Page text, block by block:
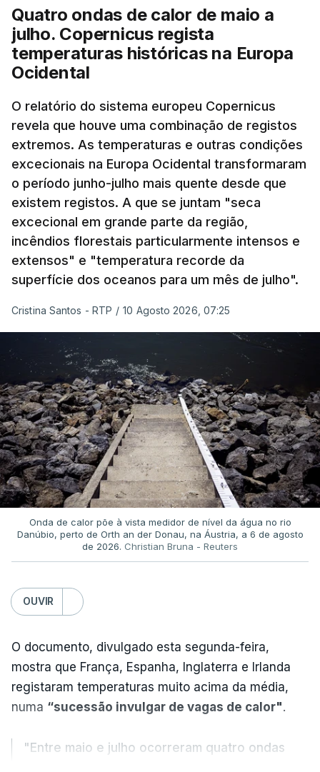
Quatro ondas de calor de maio a
julho. Copernicus regista
temperaturas históricas na Europa
Ocidental
O relatório do sistema europeu Copernicus
revela que houve uma combinação de registos
extremos. As temperaturas e outras condições
excecionais na Europa Ocidental transformaram
o período junho-julho mais quente desde que
existem registos. A que se juntam "seca
excecional em grande parte da região,
incêndios florestais particularmente intensos e
extensos" e "temperatura recorde da
superfície dos oceanos para um mês de julho".
Cristina Santos - RTP / 10 Agosto 2026, 07:25
Onda de calor põe à vista medidor de nível da água no rio
Danúbio, perto de Orth an der Donau, na Áustria, a 6 de agosto
de 2026. Christian Bruna - Reuters
OUVIR
O documento, divulgado esta segunda-feira,
mostra que França, Espanha, Inglaterra e Irlanda
registaram temperaturas muito acima da média,
numa “sucessão invulgar de vagas de calor".
"Entre maio e julho ocorreram quatro ondas